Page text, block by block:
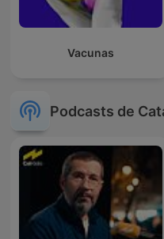
Vacunas
Podcasts de